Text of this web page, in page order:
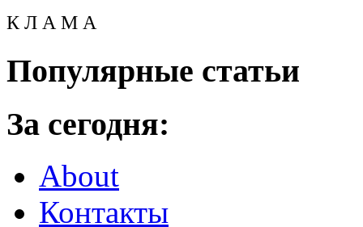
К Л А М А
Популярные статьи
За сегодня:
About
Контакты